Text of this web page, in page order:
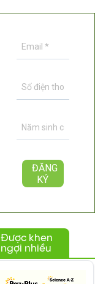
Được khen
ngợi nhiều